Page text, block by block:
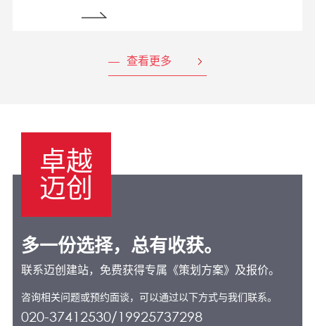
查看更多
卓越
迈创
多一份选择，总有收获。
联系迈创建站，免费获得专属《策划方案》及报价。
咨询相关问题或预约面谈，可以通过以下方式与我们联系。
020-37412530/19925737298